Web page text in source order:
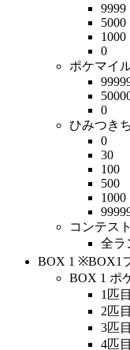
9999
5000
1000
0
ポケマイ
0
ひみつき
0
30
100
500
1000
コンテス
全ラ
BOX 1 ※BOX1
BOX 1 ポ
1匹目
2匹目
3匹目
4匹目